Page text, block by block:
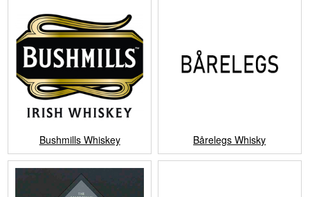
Bushmills Whiskey Bårelegs Whisky